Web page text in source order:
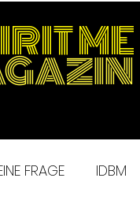
ME
FRAGE IDBM